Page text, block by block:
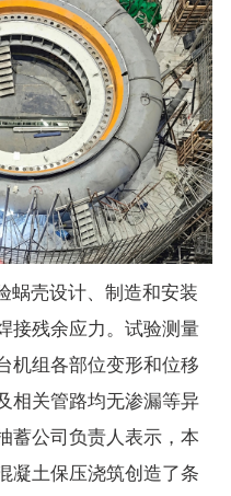
蜗壳设计、制造和安装
接残余应力。试验测量
机组各部位变形和位移
相关管路均无渗漏等异
蓄公司负责人表示，本
凝土保压浇筑创造了条